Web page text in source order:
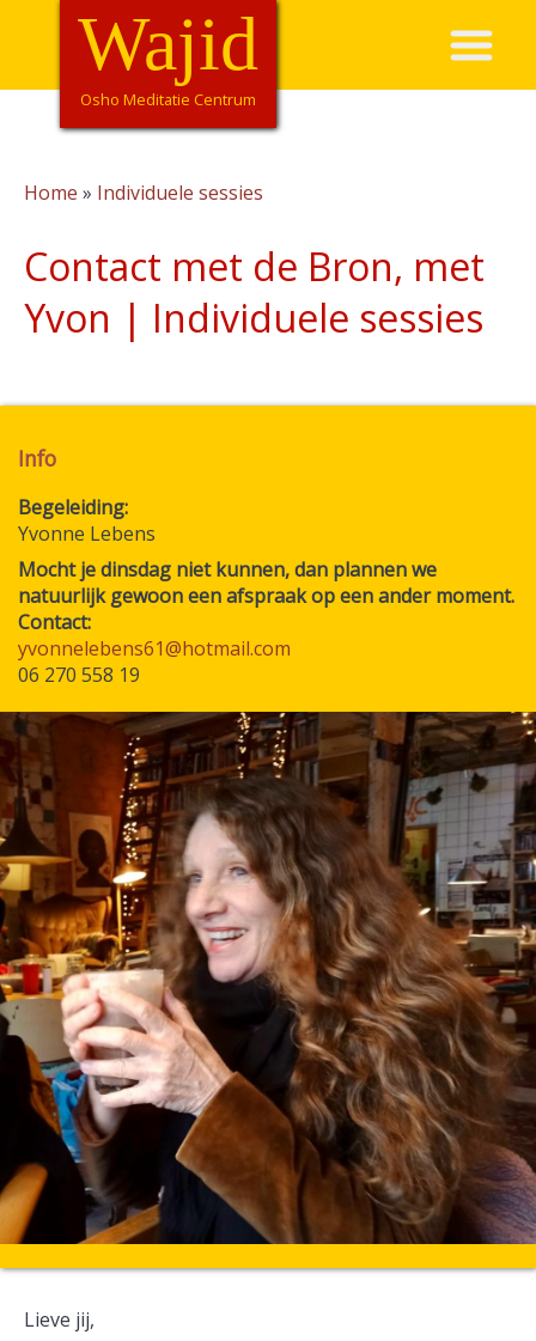
Overslaan
de
HoofdnavigatieWajid
Osho Meditatie Centrum
Home Individuele sessies
Contact met de Bron, met
Yvon | Individuele sessies
Info
Begeleiding
Yvonne Lebens
Mocht je dinsdag niet kunnen, dan plannen we
natuurlijk gewoon een afspraak op een ander moment.
Contact:
yvonnelebens61@hotmail.com
06 270 558 19
Lieve jij,